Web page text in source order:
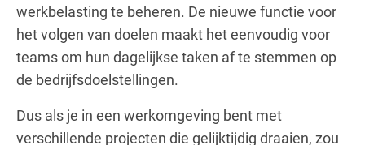
werkbelasting te beheren. De nieuwe functie voor
het volgen van doelen maakt het eenvoudig voor
teams om hun dagelijkse taken af te stemmen op
de bedrijfsdoelstellingen.
Dus als je in een werkomgeving bent met
verschillende projecten die gelijktijdig draaien, zou